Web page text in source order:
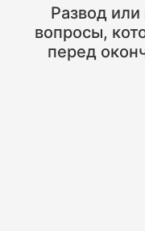
Развод
вопросы,
перед